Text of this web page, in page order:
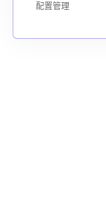
配置管理